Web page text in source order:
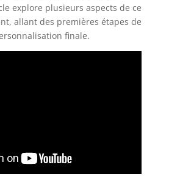
explore plusieurs aspects de ce
allant des premières étapes de
finale.